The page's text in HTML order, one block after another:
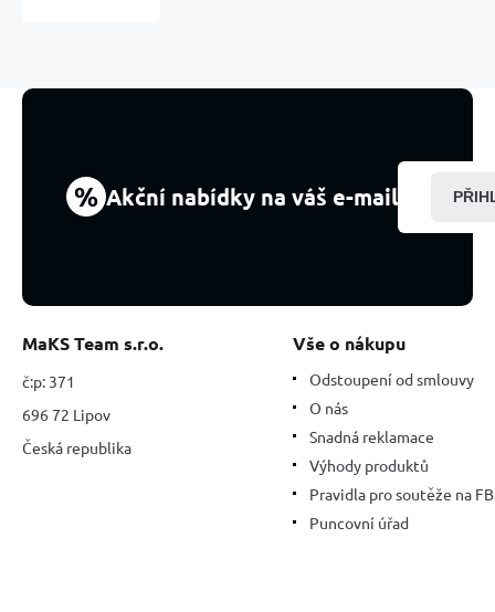
síly,
zvíře
% Akční nabídky na váš e-mail
MaKS Team s.r.o.
č:p: 371
696 72 Lipov
Česká republika
Vše o nákupu
Odstoupení od smlouvy
O nás
Snadná reklamace
Výhody produktů
Pravidla pro soutěže na FB
Puncovní úřad